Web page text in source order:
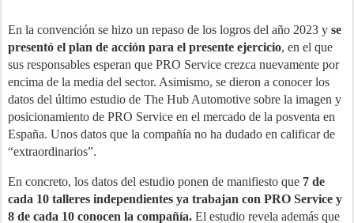
En la convención se hizo un repaso de los logros del año 2023 y se
presentó el plan de acción para el presente ejercicio, en el que
sus responsables esperan que PRO Service crezca nuevamente por
encima de la media del sector. Asimismo, se dieron a conocer los
datos del último estudio de The Hub Automotive sobre la imagen y
posicionamiento de PRO Service en el mercado de la posventa en
España. Unos datos que la compañía no ha dudado en calificar de
“extraordinarios”.
En concreto, los datos del estudio ponen de manifiesto que 7 de
cada 10 talleres independientes ya trabajan con PRO Service y
8 de cada 10 conocen la compañía. El estudio revela además que